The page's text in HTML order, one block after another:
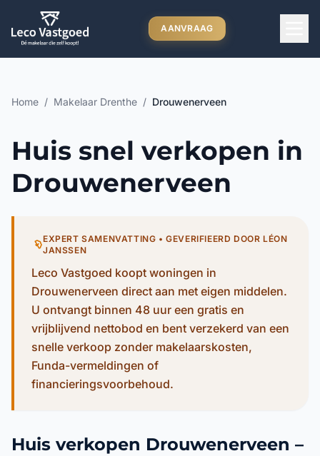
Ga direct naar inhoud
AANVRAAG
Home / Makelaar Drenthe / Drouwenerveen
Huis snel verkopen in
Drouwenerveen
EXPERT SAMENVATTING • GEVERIFIEERD DOOR LÉON
JANSSEN
Leco Vastgoed koopt woningen in
Drouwenerveen direct aan met eigen middelen.
U ontvangt binnen 48 uur een gratis en
vrijblijvend nettobod en bent verzekerd van een
snelle verkoop zonder makelaarskosten,
Funda-vermeldingen of
financieringsvoorbehoud.
Huis verkopen Drouwenerveen –